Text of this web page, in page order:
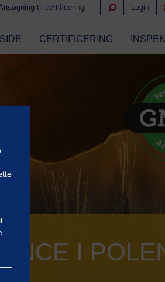
I
til certificering Login
CERTIFICERING